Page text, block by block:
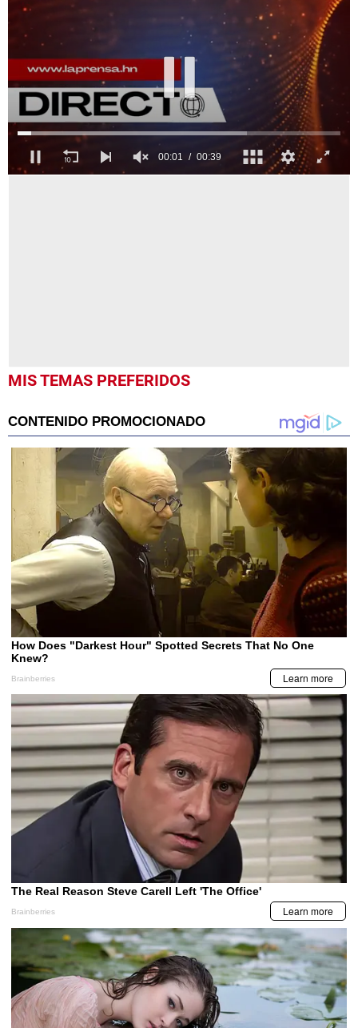
MIS TEMAS PREFERIDOS